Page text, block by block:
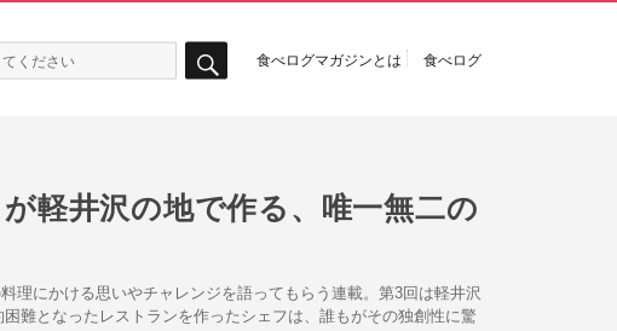
食べログマガジンとは 食べログ
軽井沢の地で作る、唯一無二の
理にかける思いやチャレンジを語ってもらう連載。第3回は軽井沢
難となったレストランを作ったシェフは、誰もがその独創性に驚